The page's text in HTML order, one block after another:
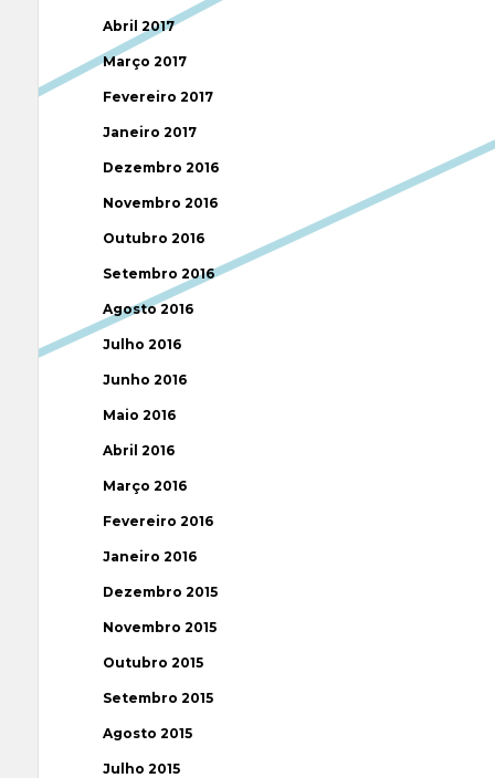
Abril 2017
Março 2017
Fevereiro 2017
Janeiro 2017
Dezembro 2016
Novembro 2016
Outubro 2016
Setembro 2016
Agosto 2016
Julho 2016
Junho 2016
Maio 2016
Abril 2016
Março 2016
Fevereiro 2016
Janeiro 2016
Dezembro 2015
Novembro 2015
Outubro 2015
Setembro 2015
Agosto 2015
Julho 2015